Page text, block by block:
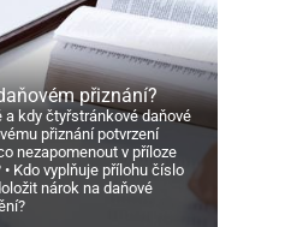
přiznání?
a kdy čtyřstránkové daňové
přiznání potvrzení
nezapomenout v příloze
Kdo vyplňuje přílohu číslo
nárok na daňové